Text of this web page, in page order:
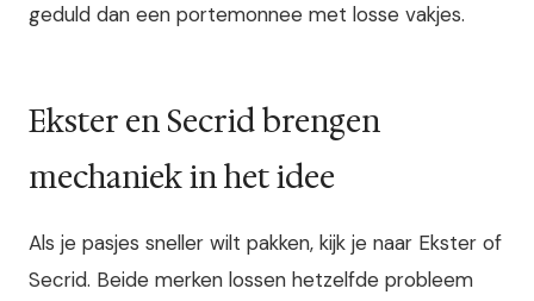
geduld dan een portemonnee met losse vakjes.
Ekster en Secrid brengen
mechaniek in het idee
Als je pasjes sneller wilt pakken, kijk je naar Ekster of
Secrid. Beide merken lossen hetzelfde probleem